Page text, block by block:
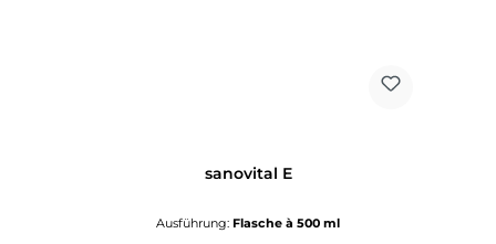
sanovital E
Ausführung: Flasche à 500 ml